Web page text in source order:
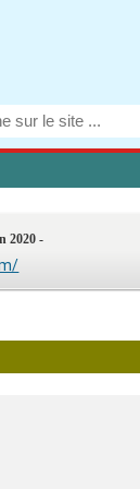
2020 -